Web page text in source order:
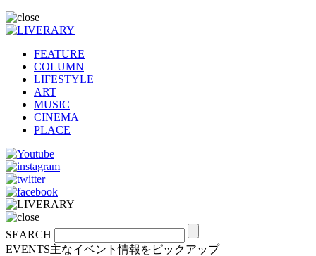
FEATURE
COLUMN
LIFESTYLE
ART
MUSIC
CINEMA
PLACE
SEARCH
EVENTS主なイベント情報をピックアップ